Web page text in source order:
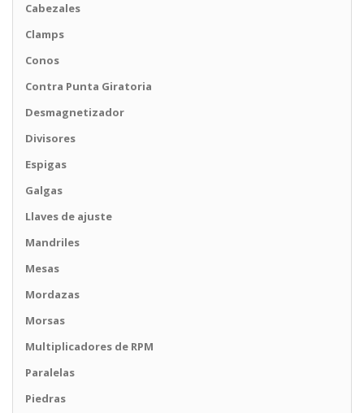
Cabezales
Clamps
Conos
Contra Punta Giratoria
Desmagnetizador
Divisores
Espigas
Galgas
Llaves de ajuste
Mandriles
Mesas
Mordazas
Morsas
Multiplicadores de RPM
Paralelas
Piedras